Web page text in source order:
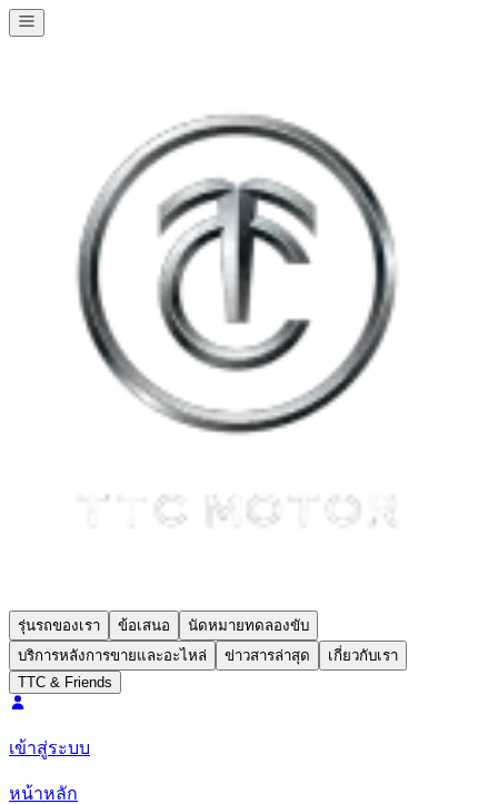
รุ่นรถของเรา ข้อเสนอ
นัดหมายทดลองขับ
บริการหลังการขายและอะไหล่
ข่าวสารล่าสุด
เกี่ยวกับเรา
TTC & Friends
เข้าสู่ระบบ
หน้าหลัก